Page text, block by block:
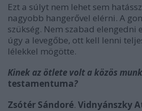
Ezt a súlyt nem lehet sem
nagyobb hangerővel elérni. A
szükség. Nem szabad elengedni
úgy a levegőbe, ott kell lenni
lélekkel mögötte.
Kinek az ötlete volt a közös
testamentuma?
Zsótér Sándoré. Vidnyánszky